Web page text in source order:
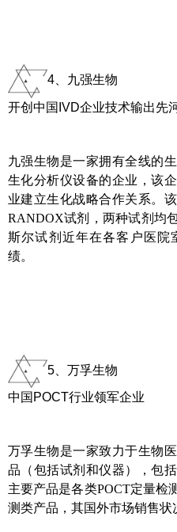
4、九强生物
开创中国IVD企业技术输出先
九强生物是一家拥有全线的
生化分析仪设备的企业，该
业建立生化战略合作关系。
RANDOX试剂，两种试剂均
斯尔试剂近年在各客户医院
绩。
5、万孚生物
中国POCT行业领军企业
万孚生物是一家致力于生物
品（包括试剂和仪器），包
主要产品是各类POCT定量检
测类产品，其国外市场销售状